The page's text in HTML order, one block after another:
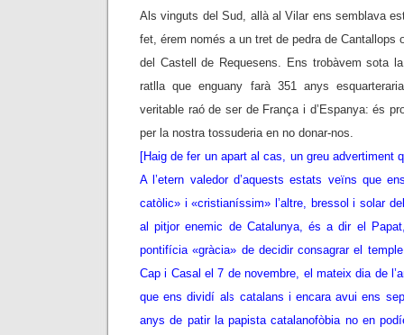
Als vinguts del Sud, allà al Vilar ens semblava
fet, érem només a un tret de pedra de Cantallops
del Castell de Requesens. Ens trobàvem sota
ratlla que enguany farà 351 anys
veritable raó de ser de França i d’Espanya: és
per la nostra tossuderia en no donar-nos.
[Haig de fer un apart al cas, un greu advertiment
A l’etern valedor d’aquests estats veïns que
catòlic» i «cristianíssim» l’altre, bressol i solar
al pitjor enemic de Catalunya, és a dir el
pontifícia «gràcia» de decidir consagrar el
Cap i Casal el 7 de novembre, el mateix dia de
que ens dividí als catalans i encara avui ens
anys de patir la papista catalanofòbia no en